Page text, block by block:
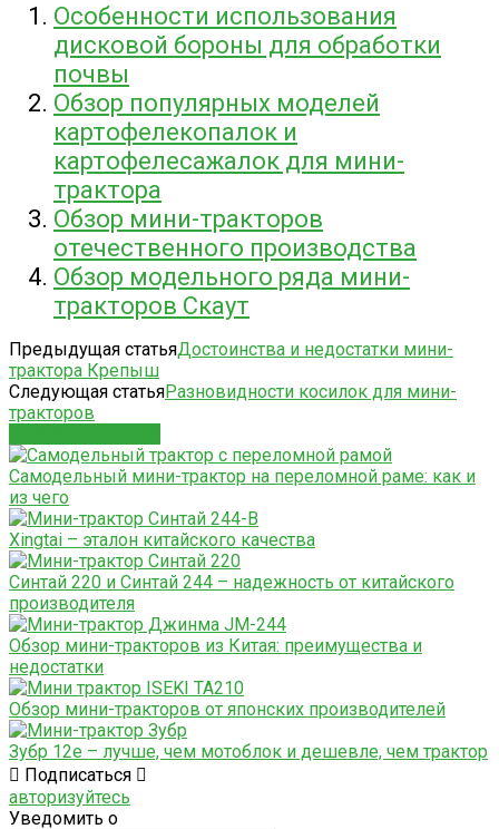
Особенности использования
дисковой бороны для обработки
почвы
Обзор популярных моделей
картофелекопалок и
картофелесажалок для мини-
трактора
Обзор мини-тракторов
отечественного производства
Обзор модельного ряда мини-
тракторов Скаут
Предыдущая статьяДостоинства и недостатки мини-
трактора Крепыш
Следующая статьяРазновидности косилок для мини-
тракторов
Самодельный мини-трактор на переломной раме: как и
из чего
Xingtai – эталон китайского качества
Синтай 220 и Синтай 244 – надежность от китайского
производителя
Обзор мини-тракторов из Китая: преимущества и
недостатки
Обзор мини-тракторов от японских производителей
Зубр 12е – лучше, чем мотоблок и дешевле, чем трактор
Подписаться
авторизуйтесь
Уведомить о